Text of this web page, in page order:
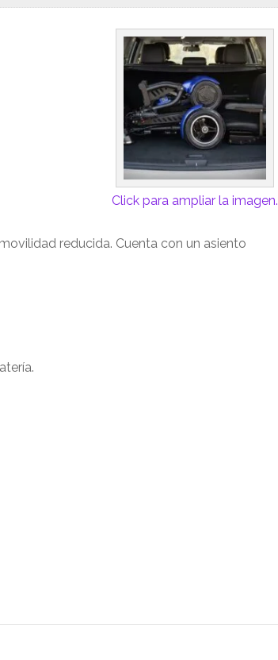
Click para ampliar la imagen.
reducida. Cuenta con un asiento